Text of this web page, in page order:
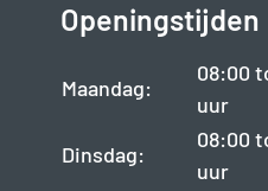
Openingstijden
Maandag:
08:00
uur
Dinsdag:
08:00
uur